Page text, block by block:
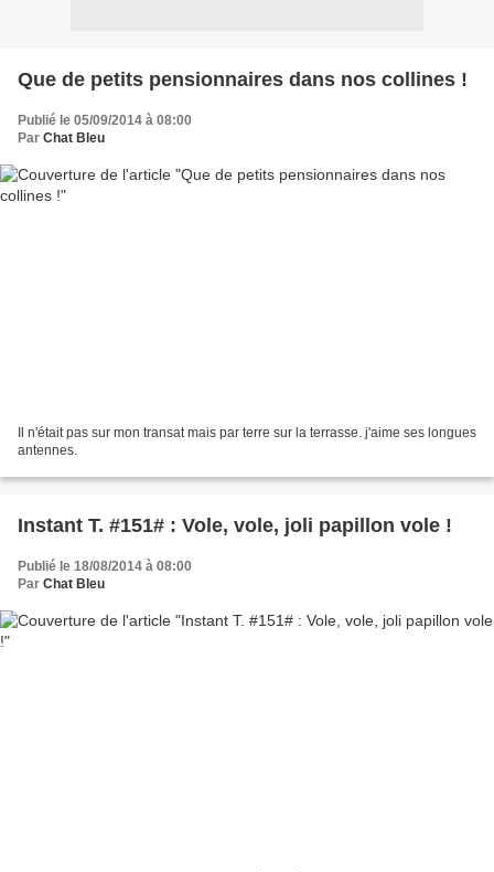
Que de petits pensionnaires dans nos collines !
Publié le 05/09/2014 à 08:00
Par Chat Bleu
Il n'était pas sur mon transat mais par terre sur la terrasse. j'aime ses longues
antennes.
Instant T. #151# : Vole, vole, joli papillon vole !
Publié le 18/08/2014 à 08:00
Par Chat Bleu